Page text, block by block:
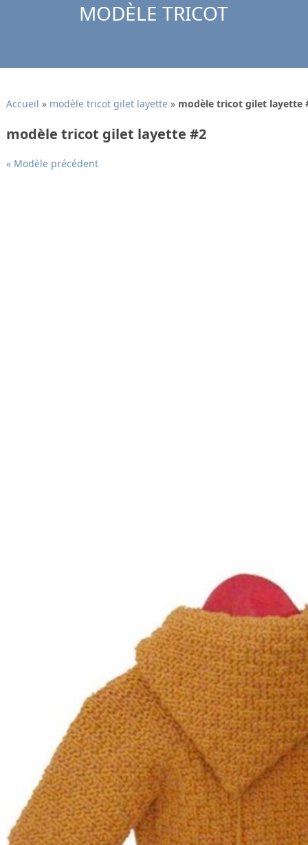
MODÈLE TRICOT
Accueil » modèle tricot gilet layette» modèle tricot gilet layette
modèle tricot gilet layette #2
« Modèle précédent